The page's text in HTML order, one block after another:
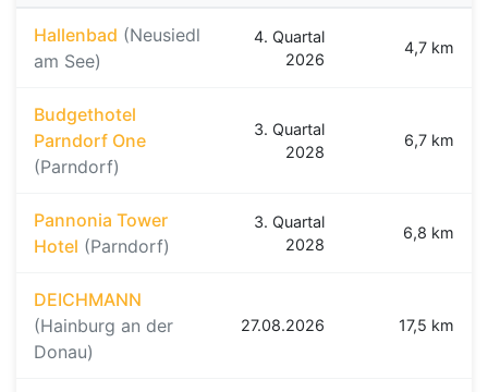
Hallenbad (Neusiedl
am See)
4. Quartal
2026
4,7 km
Budgethotel
Parndorf One
(Parndorf)
3. Quartal
2028
6,7 km
Pannonia Tower
Hotel (Parndorf)
3. Quartal
2028
6,8 km
DEICHMANN
(Hainburg an der
Donau)
27.08.2026 17,5 km